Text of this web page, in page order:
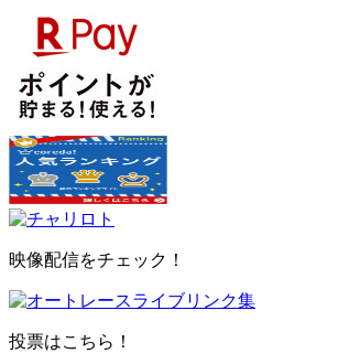
映像配信をチェック！
投票はこちら！